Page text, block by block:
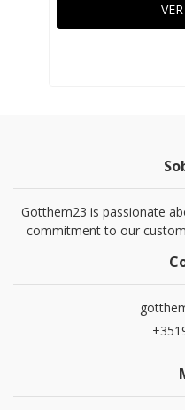
Gotthem23 is passionate
commitment to our